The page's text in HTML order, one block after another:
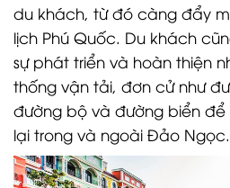
du khách, từ đó càng đẩy
lịch Phú Quốc. Du khách
sự phát triển và hoàn thiện
thống vận tải, đơn cử như
đường bộ và đường biển
lại trong và ngoài Đảo Ngọc.